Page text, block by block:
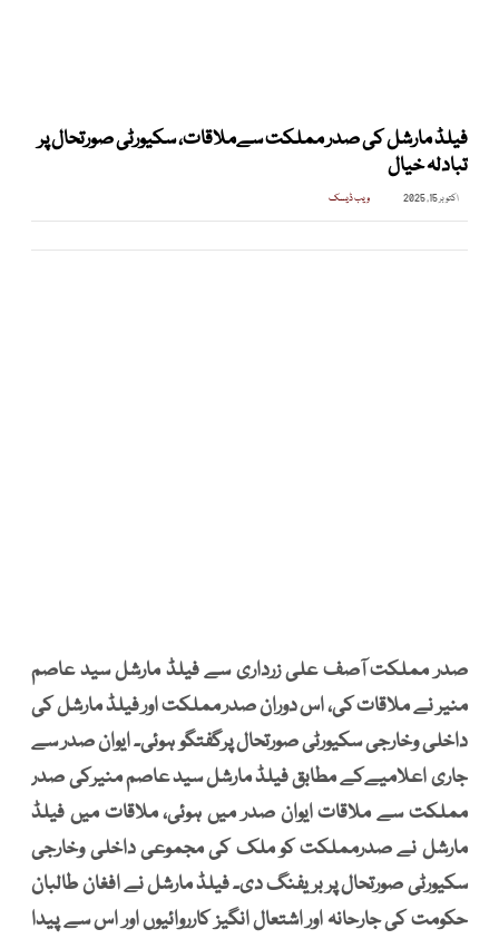
فیلڈ مارشل کی صدر مملکت سےملاقات، سکیورٹی صورتحال پر
تبادلہ خیال
اکتوبر 15, 2025 ویب ڈیسک
صدر مملکت آصف علی زرداری سے فیلڈ مارشل سید عاصم
منیر نے ملاقات کی، اس دوران صدر مملکت اور فیلڈ مارشل کی
داخلی وخارجی سکیورٹی صورتحال پرگفتگو ہوئی۔ ایوان صدر سے
جاری اعلامیےکے مطابق فیلڈ مارشل سید عاصم منیرکی صدر
مملکت سے ملاقات ایوان صدر میں ہوئی، ملاقات میں فیلڈ
مارشل نے صدرمملکت کو ملک کی مجموعی داخلی وخارجی
سکیورٹی صورتحال پر بریفنگ دی۔ فیلڈ مارشل نے افغان طالبان
حکومت کی جارحانہ اور اشتعال انگیز کارروائیوں اور اس سے پیدا